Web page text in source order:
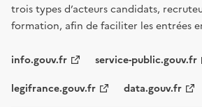
trois types d’acteurs candidats,
formation, afin de faciliter les entrées
info.gouv.fr service-public.gouv.fr
legifrance.gouv.fr data.gouv.fr